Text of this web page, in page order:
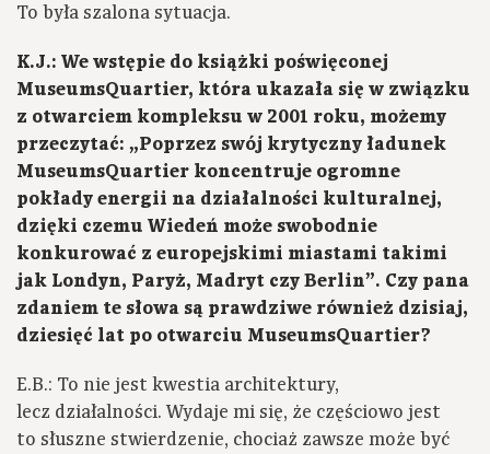
To była szalona sytuacja.
K.J.: We wstępie do książki poświęconej
MuseumsQuartier, która ukazała się w związku
z otwarciem kompleksu w 2001 roku, możemy
przeczytać: „Poprzez swój krytyczny ładunek
MuseumsQuartier koncentruje ogromne
pokłady energii na działalności kulturalnej,
dzięki czemu Wiedeń może swobodnie
konkurować z europejskimi miastami takimi
jak Londyn, Paryż, Madryt czy Berlin”. Czy pana
zdaniem te słowa są prawdziwe również dzisiaj,
dziesięć lat po otwarciu MuseumsQuartier?
E.B.: To nie jest kwestia architektury,
lecz działalności. Wydaje mi się, że częściowo jest
to słuszne stwierdzenie, chociaż zawsze może być